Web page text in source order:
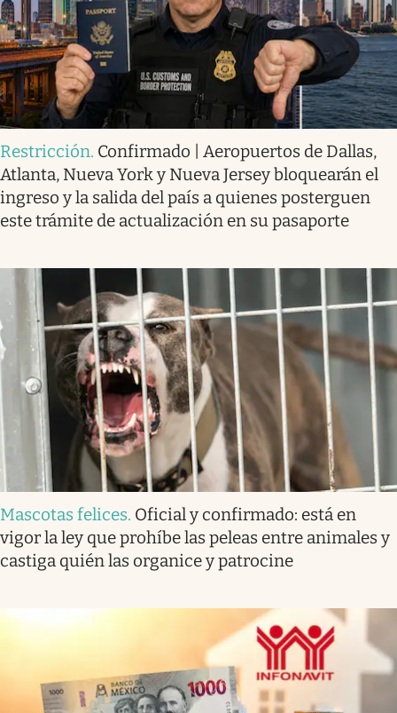
Restricción. Confirmado | Aeropuertos de Dallas,
Atlanta, Nueva York y Nueva Jersey bloquearán el
ingreso y la salida del país a quienes posterguen
este trámite de actualización en su pasaporte
Mascotas felices. Oficial y confirmado: está en
vigor la ley que prohíbe las peleas entre animales y
castiga quién las organice y patrocine